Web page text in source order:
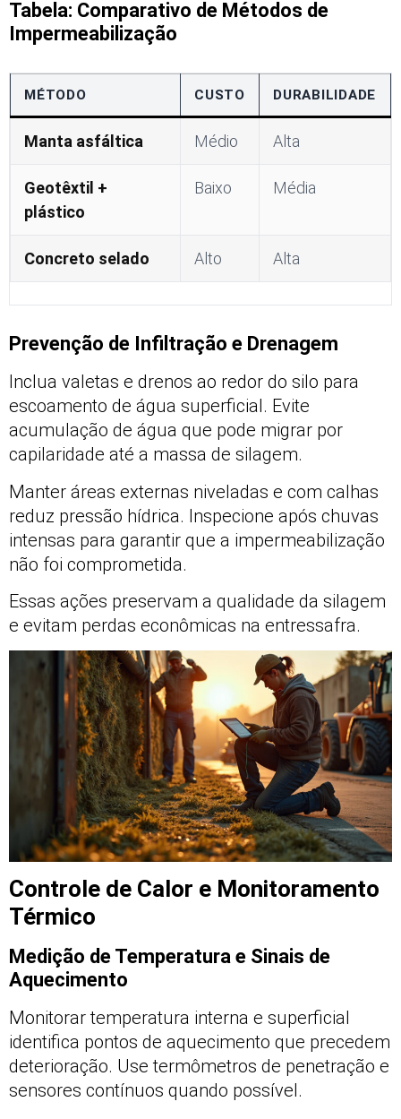
Tabela: Comparativo de Métodos de
Impermeabilização
MÉTODO CUSTO DURABILIDADE
Manta asfáltica Médio Alta
Geotêxtil +
plástico
Baixo Média
Concreto selado Alto Alta
Prevenção de Infiltração e Drenagem
Inclua valetas e drenos ao redor do silo para
escoamento de água superficial. Evite
acumulação de água que pode migrar por
capilaridade até a massa de silagem.
Manter áreas externas niveladas e com calhas
reduz pressão hídrica. Inspecione após chuvas
intensas para garantir que a impermeabilização
não foi comprometida.
Essas ações preservam a qualidade da silagem
e evitam perdas econômicas na entressafra.
Controle de Calor e Monitoramento
Térmico
Medição de Temperatura e Sinais de
Aquecimento
Monitorar temperatura interna e superficial
identifica pontos de aquecimento que precedem
deterioração. Use termômetros de penetração e
sensores contínuos quando possível.